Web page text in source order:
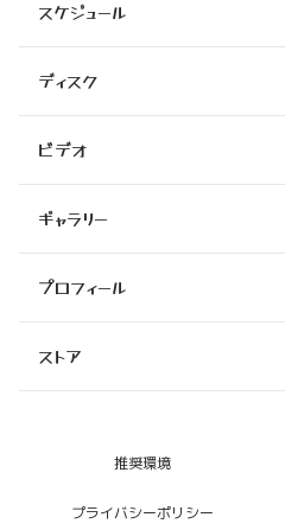
スケジュール
ディスク
ビデオ
ギャラリー
プロフィール
ストア
推奨環境
プライバシーポリシー